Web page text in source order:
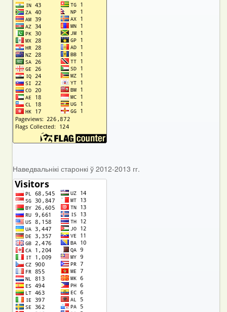
Наведвальнікі старонкі ў 2012-2013 гг.